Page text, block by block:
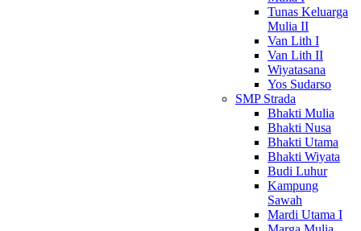
Tunas Keluarga
Mulia II
Van Lith I
Van Lith II
Wiyatasana
Yos Sudarso
SMP Strada
Bhakti Mulia
Bhakti Nusa
Bhakti Utama
Bhakti Wiyata
Budi Luhur
Kampung
Sawah
Mardi Utama I